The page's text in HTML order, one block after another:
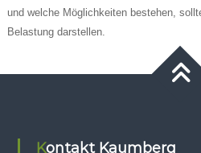
und welche Möglichkeiten bestehen,
Belastung darstellen.
Kontakt Kaumberg